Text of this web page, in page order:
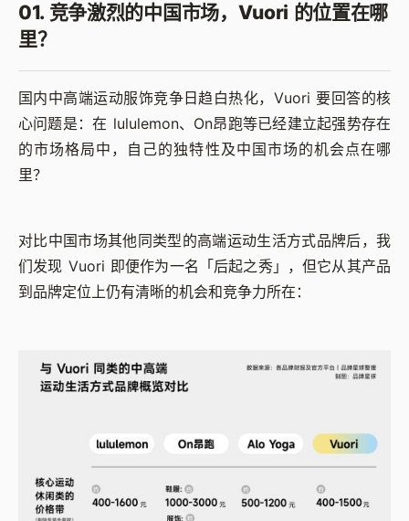
01. 竞争激烈的中国市场，Vuori 的位置在哪
里？
国内中高端运动服饰竞争日趋白热化，Vuori 要回答的核
心问题是：在 lululemon、On昂跑等已经建立起强势存在
的市场格局中，自己的独特性及中国市场的机会点在哪
里？
对比中国市场其他同类型的高端运动生活方式品牌后，我
们发现 Vuori 即便作为一名「后起之秀」，但它从其产品
到品牌定位上仍有清晰的机会和竞争力所在：